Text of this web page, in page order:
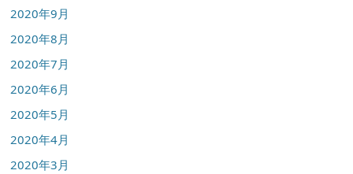
2020年9月
2020年8月
2020年7月
2020年6月
2020年5月
2020年4月
2020年3月